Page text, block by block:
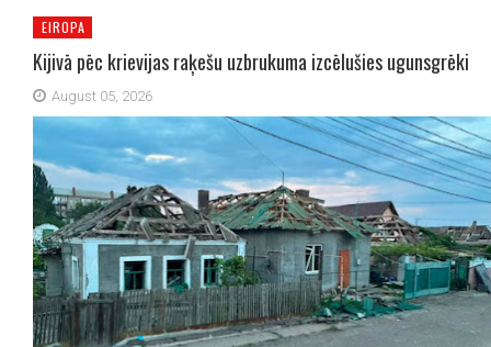
EIROPA
Kijivā pēc krievijas raķešu uzbrukuma izcēlušies ugunsgrēki
August 05, 2026